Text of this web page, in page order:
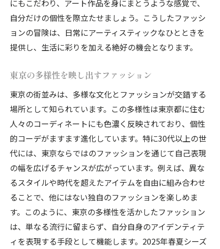
にもこだわり、アート作品を身にまとうような感覚で、
自分だけの個性を際立たせましょう。こうしたファッシ
ョンの冒険は、日常にアーティスティックなひとときを
提供し、生活に彩りを加える絶好の機会となります。
東京の多様性を映し出すファッション
東京の街並みは、多様な文化とファッションが交錯する
場所として知られています。この多様性は東京都に住む
人々のコーディネートにも色濃く反映されており、個性
的コーデがますます進化しています。特に30代以上の世
代には、東京ならではのファッションを通じて自己表現
の幅を広げるチャンスが広がっています。例えば、異な
るスタイルや時代を超えたアイテムを自由に組み合わせ
ることで、他にはない独自のファッションを楽しめま
す。このように、東京の多様性を活かしたファッション
は、単なる流行に留まらず、自分自身のアイデンティテ
ィを表現する手段として機能します。2025年春夏シーズ